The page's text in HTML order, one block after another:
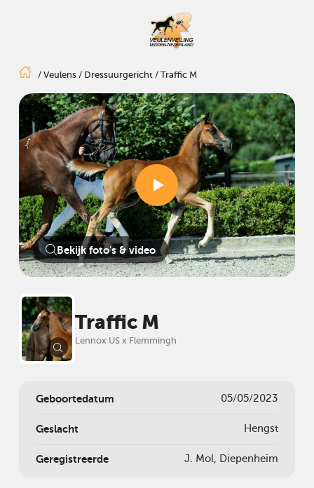
/ Veulens/ Dressuurgericht/ Traffic M
Bekijk foto's & video
Traffic M
Lennox US x Flemmingh
Geboortedatum 05/05/2023
Geslacht Hengst
Geregistreerde J. Mol, Diepenheim